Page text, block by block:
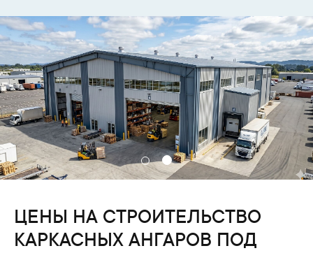
ЦЕНЫ НА СТРОИТЕЛЬСТВО
КАРКАСНЫХ АНГАРОВ ПОД